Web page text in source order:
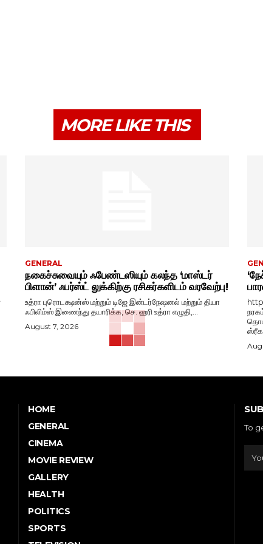
MORE LIKE THIS
GENERAL
நகைச்சுவையும் ஃபேண்டஸியும் கலந்த ‘மாஸ்டர்
பிளான்’ ஃபர்ஸ்ட் லுக்கிற்கு ரசிகர்களிடம் வரவேற்பு!
உத்ரா புரொடக்ஷன்ஸ் மற்றும் டிஜே இன்டர்நேஷனல் மற்றும் தியா
ஃபிலிம்ஸ் இணைந்து தயாரிக்க, செ. ஹரி உத்ரா எழுதி,...
August 7, 2026
HOME
GENERAL
CINEMA
MOVIE REVIEW
GALLERY
HEALTH
POLITICS
SPORTS
To